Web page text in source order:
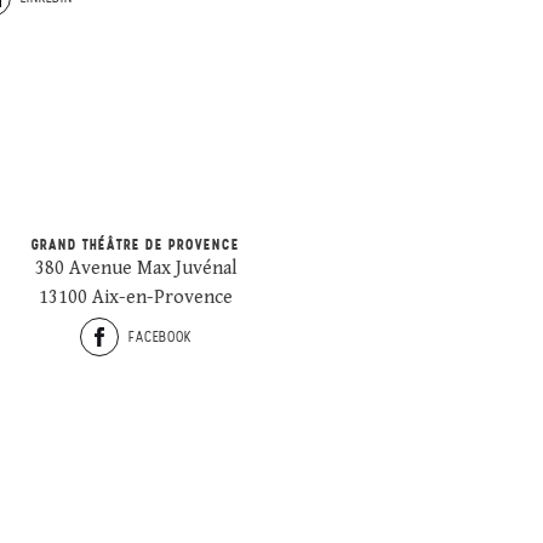
GRAND THÉÂTRE DE PROVENCE
380 Avenue Max Juvénal
13100 Aix-en-Provence
FACEBOOK